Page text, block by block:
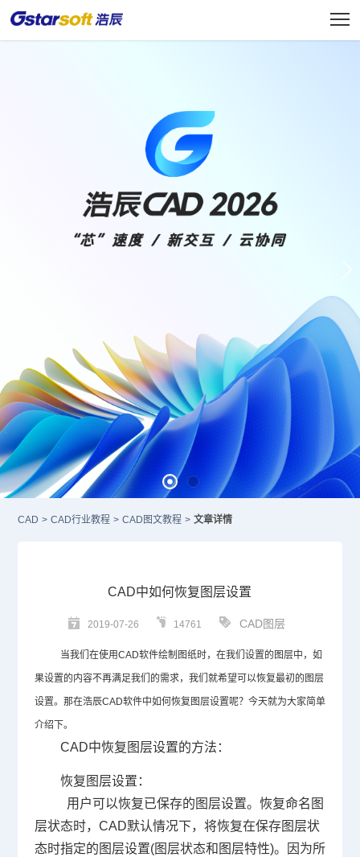
CAD > CAD行业教程 > CAD图文教程 > 文章详情
CAD中如何恢复图层设置
2019-07-26 14761 CAD图层
当我们在使用CAD软件绘制图纸时，在我们设置的图层中，如
果设置的内容不再满足我们的需求，我们就希望可以恢复最初的图层
设置。那在浩辰CAD软件中如何恢复图层设置呢？今天就为大家简单
介绍下。
CAD中恢复图层设置的方法：
恢复图层设置：
用户可以恢复已保存的图层设置。恢复命名图
层状态时， CAD默认情况下，将恢复在保存图层状
态时指定的图层设置(图层状态和图层特性)。因为所